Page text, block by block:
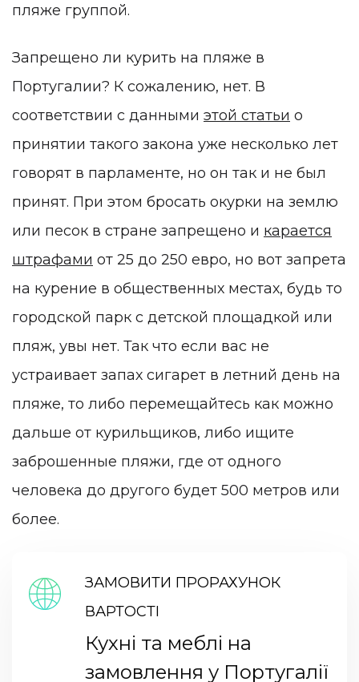
пляже группой.
Запрещено ли курить на пляже в
Португалии? К сожалению, нет. В
соответствии с данными этой статьи о
принятии такого закона уже несколько лет
говорят в парламенте, но он так и не был
принят. При этом бросать окурки на землю
или песок в стране запрещено и карается
штрафами от 25 до 250 евро, но вот запрета
на курение в общественных местах, будь то
городской парк с детской площадкой или
пляж, увы нет. Так что если вас не
устраивает запах сигарет в летний день на
пляже, то либо перемещайтесь как можно
дальше от курильщиков, либо ищите
заброшенные пляжи, где от одного
человека до другого будет 500 метров или
более.
ЗАМОВИТИ ПРОРАХУНОК
ВАРТОСТІ
Кухні та меблі на
замовлення у Португалії